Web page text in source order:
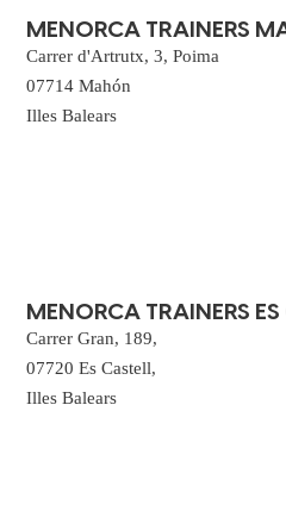
MENORCA TRAINERS
Carrer d'Artrutx, 3, Poima
07714 Mahón
Illes Balears
MENORCA TRAINERS ES
Carrer Gran, 189,
07720 Es Castell,
Illes Balears